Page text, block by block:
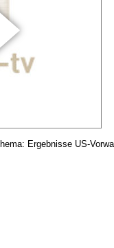
Ergebnisse US-